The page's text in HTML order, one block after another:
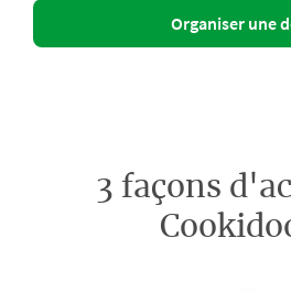
Organiser une
3 façons